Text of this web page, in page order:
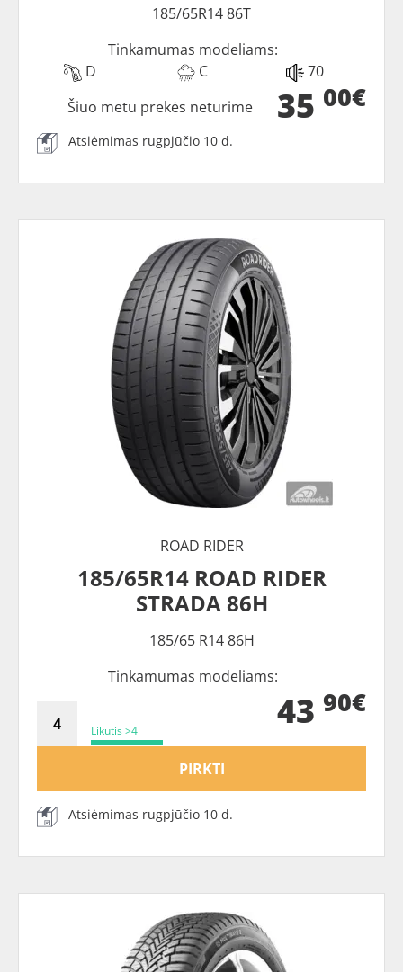
185/65R14 86T
Tinkamumas modeliams:
D
C 70
35 00€
Šiuo metu prekės neturime
Atsiėmimas rugpjūčio 10 d.
ROAD RIDER
185/65R14 ROAD RIDER
STRADA 86H
185/65 R14 86H
Tinkamumas modeliams:
Likutis >4 43 90€
PIRKTI
Atsiėmimas rugpjūčio 10 d.